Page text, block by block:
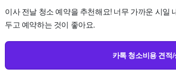
이사 전날 청소 예약을 추천해요! 너무 가까운 시
두고 예약하는 것이 좋아요.
카톡 청소비용 견